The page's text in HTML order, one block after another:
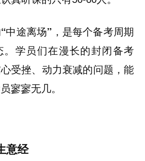
中途离场”，是每个备考周期
学员们在漫长的封闭备考
受挫、动力衰减的问题，能
寥寥无几。
意经